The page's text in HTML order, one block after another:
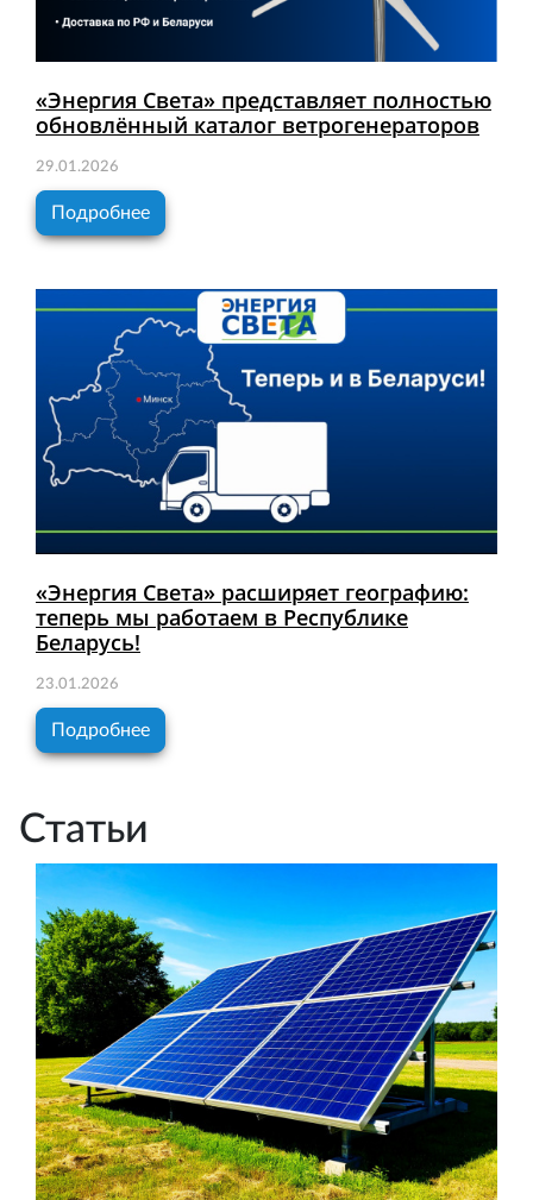
«Энергия Света» представляет полностью
обновлённый каталог ветрогенераторов
29.01.2026
Подробнее
«Энергия Света» расширяет географию:
теперь мы работаем в Республике
Беларусь!
23.01.2026
Подробнее
Статьи